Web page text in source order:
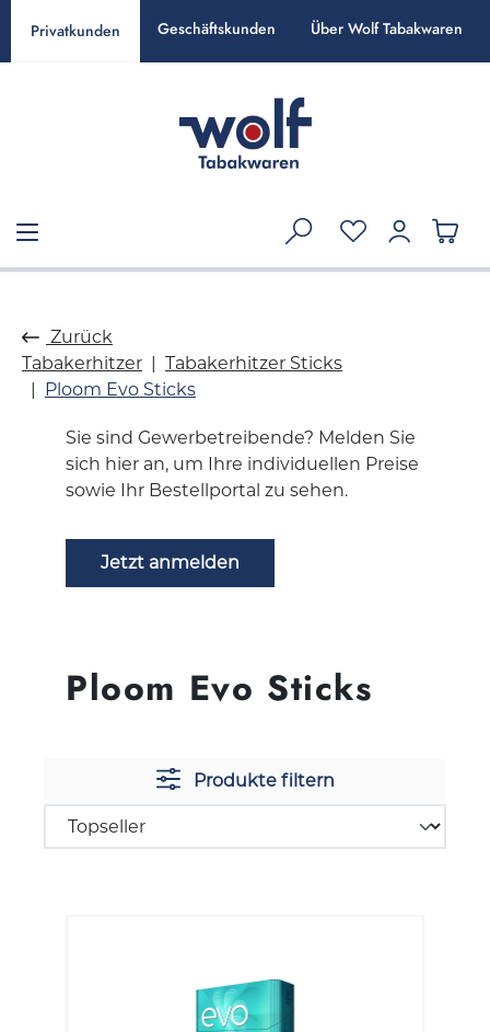
springen
Privatkunden Geschäftskunden Über Wolf Tabakwaren
Zurück
Tabakerhitzer
Tabakerhitzer Sticks
Ploom Evo Sticks
Ploom Evo Sticks
Sie sind Gewerbetreibende? Melden Sie
sich hier an, um Ihre individuellen Preise
sowie Ihr Bestellportal zu sehen.
Jetzt anmelden
Produkte filtern